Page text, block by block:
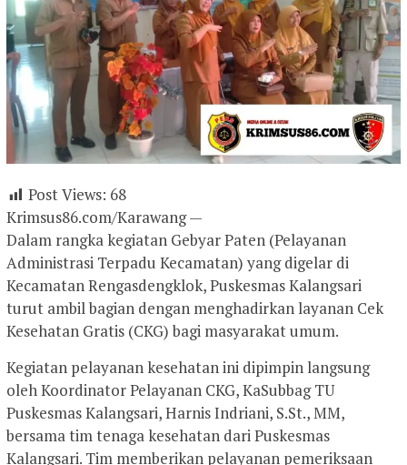
Post Views: 68
Krimsus86.com/Karawang —
Dalam rangka kegiatan Gebyar Paten (Pelayanan
Administrasi Terpadu Kecamatan) yang digelar di
Kecamatan Rengasdengklok, Puskesmas Kalangsari
turut ambil bagian dengan menghadirkan layanan Cek
Kesehatan Gratis (CKG) bagi masyarakat umum.
Kegiatan pelayanan kesehatan ini dipimpin langsung
oleh Koordinator Pelayanan CKG, KaSubbag TU
Puskesmas Kalangsari, Harnis Indriani, S.St., MM,
bersama tim tenaga kesehatan dari Puskesmas
Kalangsari. Tim memberikan pelayanan pemeriksaan